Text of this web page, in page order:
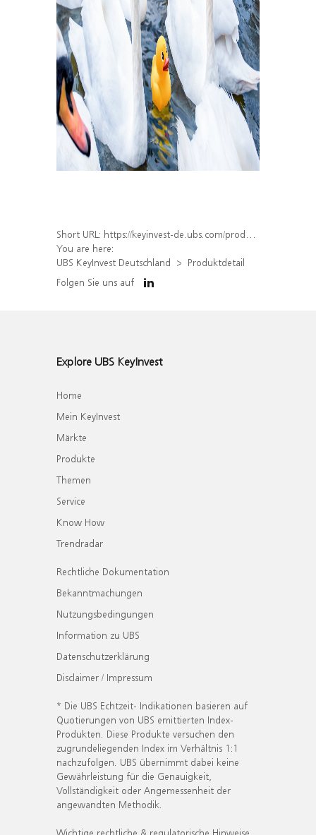
Short URL: https://keyinvest-de.ubs.com/produkt/detail/index/isin/DE000WA6EPJ9
You are here:
UBS KeyInvest Deutschland
Produktdetail
Folgen Sie uns auf
Explore UBS KeyInvest
Home
Mein KeyInvest
Märkte
Produkte
Themen
Service
Know How
Trendradar
Rechtliche Dokumentation
Bekanntmachungen
Nutzungsbedingungen
Information zu UBS
Datenschutzerklärung
Disclaimer / Impressum
* Die UBS Echtzeit- Indikationen basieren auf
Quotierungen von UBS emittierten Index-
Produkten. Diese Produkte versuchen den
zugrundeliegenden Index im Verhältnis 1:1
nachzufolgen. UBS übernimmt dabei keine
Gewährleistung für die Genauigkeit,
Vollständigkeit oder Angemessenheit der
angewandten Methodik.